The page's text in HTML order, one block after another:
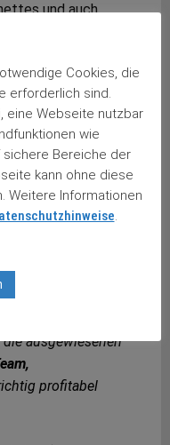
und auch
interessantes
Wachstumsaktien
meine Neugierde
Investitionen
wahrlich
Dank. Es grüßt
sensationell.
ausgewiesenen
profitabel
Cookies, die
erforderlich sind.
eine Webseite nutzbar
wie
sichere Bereiche der
kann ohne diese
Weitere Informationen
.